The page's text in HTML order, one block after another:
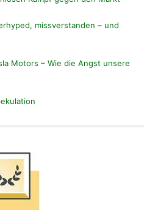
missverstanden – und
Motors – Wie die Angst unsere